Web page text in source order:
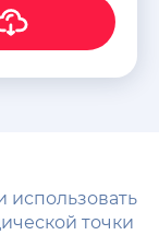
использовать
точки